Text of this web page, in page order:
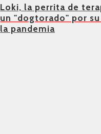
Loki, la perrita de
un "dogtorado" por
la pandemia